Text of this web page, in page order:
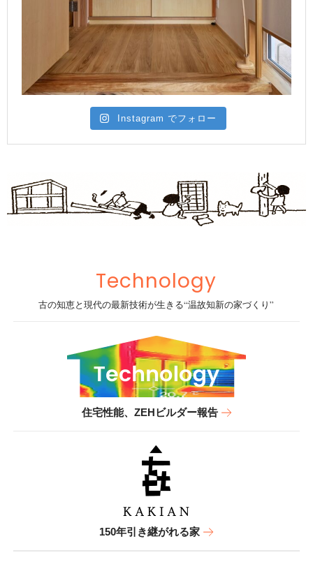
Instagram でフォロー
Technology
古の知恵と現代の最新技術が生きる“温故知新の家づくり”
住宅性能、ZEHビルダー報告
150年引き継がれる家